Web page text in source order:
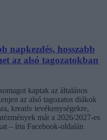
napkezdés, hosszabb
az alsó tagozatokban
kaptak az általános
az alsó tagozatos diákok
kreatív tevékenységekre,
már a 2026/2027-es
– írta Facebook-oldalán